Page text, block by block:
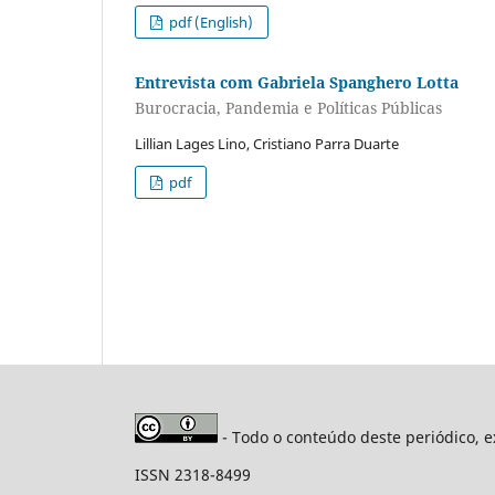
pdf (English)
Entrevista com Gabriela Spanghero Lotta
Burocracia, Pandemia e Políticas Públicas
Lillian Lages Lino, Cristiano Parra Duarte
pdf
- Todo o conteúdo deste periódico,
ISSN 2318-8499